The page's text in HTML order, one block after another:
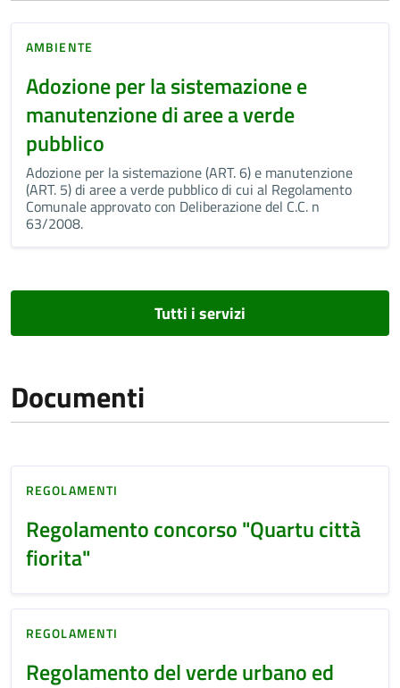
AMBIENTE
Adozione per la sistemazione e
manutenzione di aree a verde
pubblico
Adozione per la sistemazione (ART. 6) e manutenzione
(ART. 5) di aree a verde pubblico di cui al Regolamento
Comunale approvato con Deliberazione del C.C. n
63/2008.
Tutti i servizi
Documenti
REGOLAMENTI
Regolamento concorso "Quartu città
fiorita"
REGOLAMENTI
Regolamento del verde urbano ed